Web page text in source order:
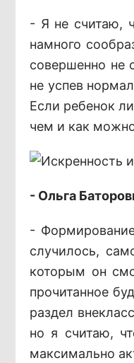
- Я не считаю,
намного
совершенно не
не успев
Если ребенок
чем и как
- Ольга
- Формирование
случилось,
которым он
прочитанное
раздел
но я считаю,
максимально